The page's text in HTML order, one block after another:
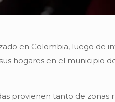
en Colombia, luego de
hogares en el municipio
provienen tanto de zonas